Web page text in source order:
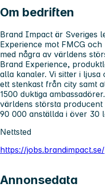
Om bedriften
Brand Impact är Sveriges
Experience mot FMCG
med några av världens
Brand Experience,
alla kanaler. Vi sitter i
ett stenkast från city samt
1500 duktiga
världens största
90 000 anställda i över 30
Nettsted
https://jobs.brandimpact.se/
Annonsedata